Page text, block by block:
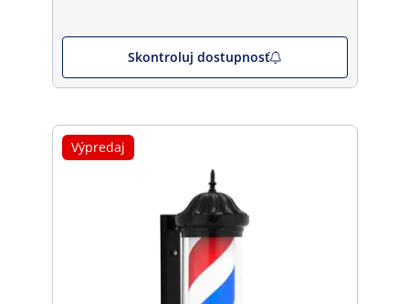
Skontroluj dostupnosť
Výpredaj